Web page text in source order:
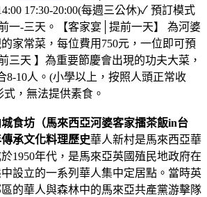
17:30-20:00(每週三公休)✓ 預訂模式
一-三天。
【客家宴│提前一天】 為河婆
家常菜，每位費用750元，一位即可預
三天 】為重要節慶會出現的功夫大菜，
8-10人。 (小學以上，按照人頭正常收
，無法提供素食。
食坊（馬來西亞河婆客家擂茶飯in台
承文化料理歷史華人新村是馬來西亞華
1950年代，是馬來亞英國殖民地政府在
設立的一系列華人集中定居點。當時英
的華人與森林中的馬來亞共產黨游擊隊